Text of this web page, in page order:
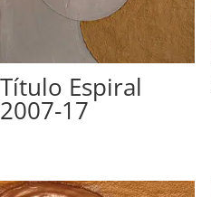
Título Espiral
2007-17